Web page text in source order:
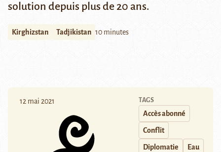
solution depuis plus de 20 ans.
Kirghizstan Tadjikistan 10 minutes
12 mai 2021 TAGS
Accès abonné
Conflit
Diplomatie Eau